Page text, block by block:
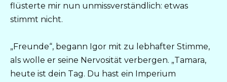
flüsterte mir nun unmissverständlich: etwas
stimmt nicht.
„Freunde“, begann Igor mit zu lebhafter Stimme,
als wolle er seine Nervosität verbergen. „Tamara,
heute ist dein Tag. Du hast ein Imperium